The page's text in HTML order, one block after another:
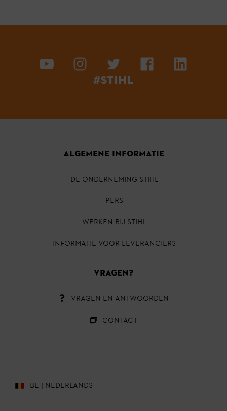
#STIHL
ALGEMENE INFORMATIE
DE ONDERNEMING STIHL
PERS
Werken bij STIHL
INFORMATIE VOOR LEVERANCIERS
VRAGEN?
VRAGEN EN ANTWOORDEN
CONTACT
BE | NEDERLANDS